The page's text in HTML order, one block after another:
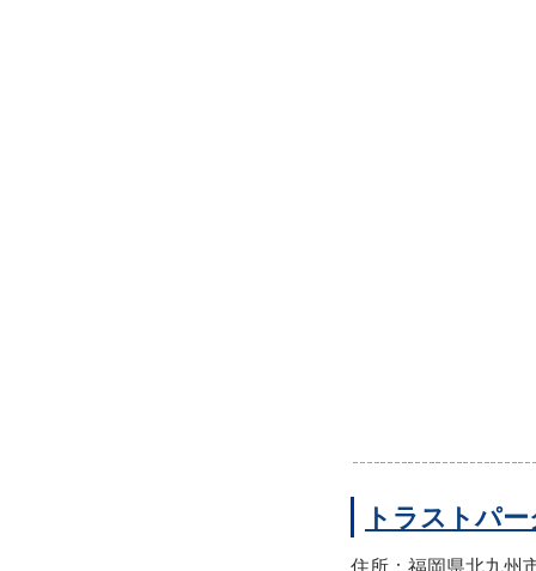
トラストパ
住所：福岡県北九州